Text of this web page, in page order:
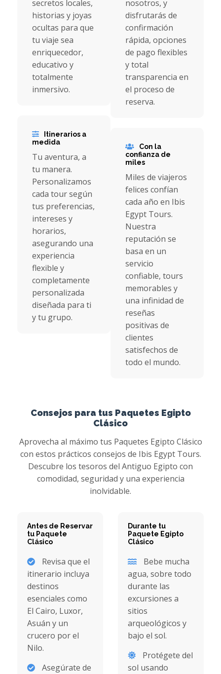
secretos locales,
historias y joyas
ocultas para que
tu viaje sea
enriquecedor,
educativo y
totalmente
inmersivo.
Itinerarios a
medida
Tu aventura, a
tu manera.
Personalizamos
cada tour según
tus preferencias,
intereses y
horarios,
asegurando una
experiencia
flexible y
completamente
personalizada
diseñada para ti
y tu grupo.
nosotros, y
disfrutarás de
confirmación
rápida, opciones
de pago flexibles
y total
transparencia en
el proceso de
reserva.
Con la
confianza de
miles
Miles de viajeros
felices confían
cada año en Ibis
Egypt Tours.
Nuestra
reputación se
basa en un
servicio
confiable, tours
memorables y
una infinidad de
reseñas
positivas de
clientes
satisfechos de
todo el mundo.
Consejos para tus Paquetes Egipto
Clásico
Aprovecha al máximo tus Paquetes Egipto Clásico
con estos prácticos consejos de Ibis Egypt Tours.
Descubre los tesoros del Antiguo Egipto con
comodidad, seguridad y una experiencia
inolvidable.
Antes de Reservar
tu Paquete
Clásico
Revisa que el
itinerario incluya
destinos
esenciales como
El Cairo, Luxor,
Asuán y un
crucero por el
Nilo.
Asegúrate de
Durante tu
Paquete Egipto
Clásico
Bebe mucha
agua, sobre todo
durante las
excursiones a
sitios
arqueológicos y
bajo el sol.
Protégete del
sol usando